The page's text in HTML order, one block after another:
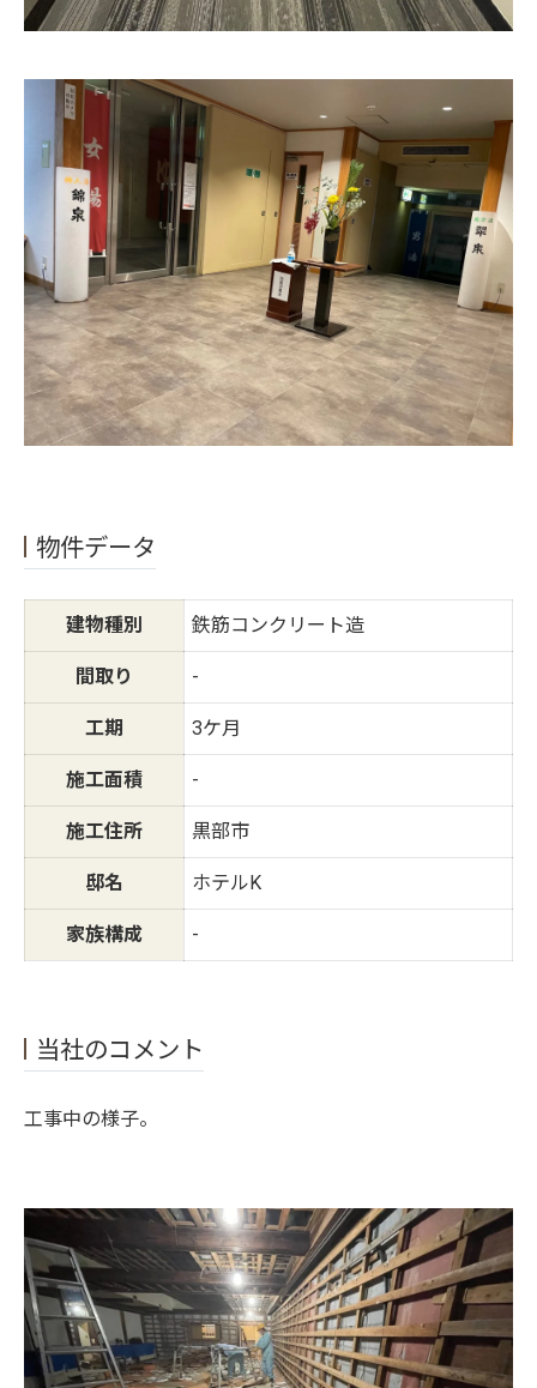
物件データ
建物種別 鉄筋コンクリート造
間取り -
工期 3ケ月
施工面積 -
施工住所 黒部市
邸名 ホテルK
家族構成 -
当社のコメント
工事中の様子。